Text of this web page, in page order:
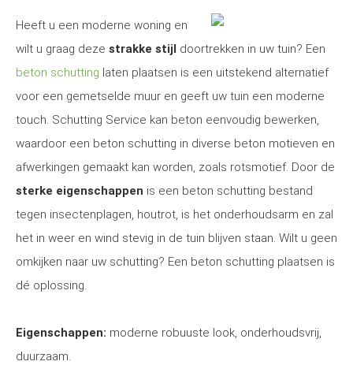
Heeft u een moderne woning en
wilt u graag deze strakke stijl doortrekken in uw tuin? Een
beton schutting laten plaatsen is een uitstekend alternatief
voor een gemetselde muur en geeft uw tuin een moderne
touch. Schutting Service kan beton eenvoudig bewerken,
waardoor een beton schutting in diverse beton motieven en
afwerkingen gemaakt kan worden, zoals rotsmotief. Door de
sterke eigenschappen is een beton schutting bestand
tegen insectenplagen, houtrot, is het onderhoudsarm en zal
het in weer en wind stevig in de tuin blijven staan. Wilt u geen
omkijken naar uw schutting? Een beton schutting plaatsen is
dé oplossing.
Eigenschappen: moderne robuuste look, onderhoudsvrij,
duurzaam.